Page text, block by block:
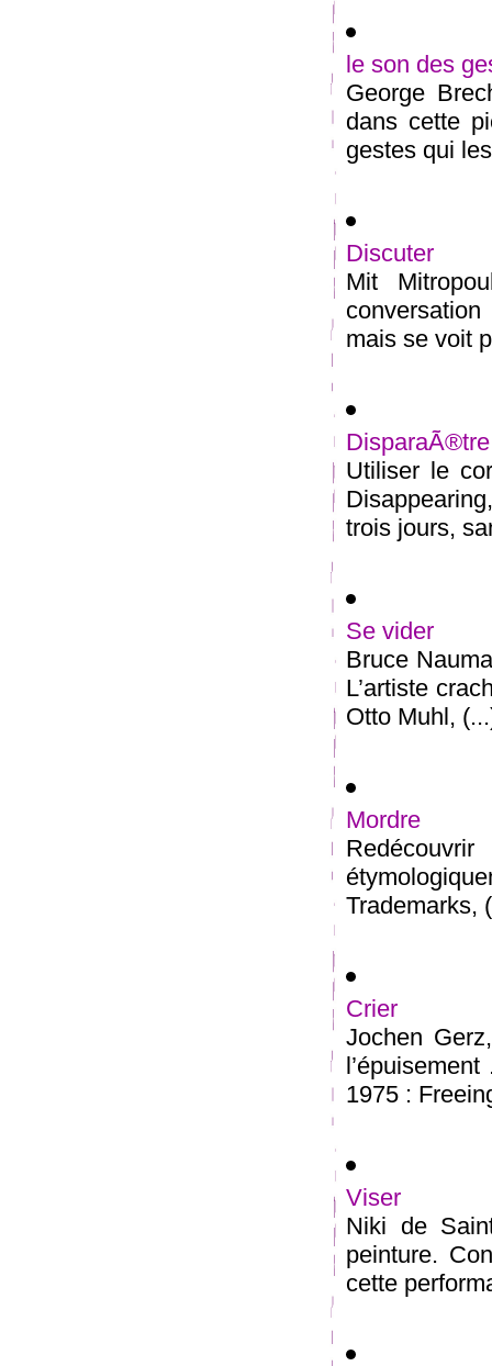
le son des
George
dans cette
gestes qui
Discuter
Mit
mais se voit
DisparaÃ®tre
Utiliser le
trois jours,
Se vider
Bruce
L’artiste
Otto Muhl,
Mordre
Trademarks,
Crier
Jochen
1975 :
Viser
Niki de
peinture.
cette